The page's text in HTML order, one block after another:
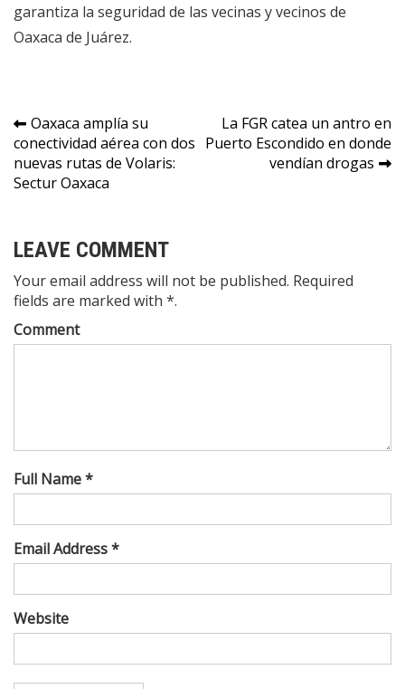
garantiza la seguridad de las vecinas y vecinos de
Oaxaca de Juárez.
Navegación
de
entradas
Oaxaca amplía su
conectividad aérea con dos
nuevas rutas de Volaris:
Sectur Oaxaca
La FGR catea un antro en
Puerto Escondido en donde
vendían drogas
LEAVE COMMENT
Your email address will not be published. Required
fields are marked with *.
Comment
Full Name *
Email Address *
Website